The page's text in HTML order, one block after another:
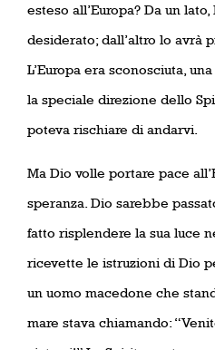
esteso all’Europa? Da un
desiderato; dall’altro lo avrà
L’Europa era sconosciuta,
la speciale direzione dello
poteva rischiare di andarvi.
Ma Dio volle portare pace
speranza. Dio sarebbe
fatto risplendere la sua luce
ricevette le istruzioni di Dio
un uomo macedone che
mare stava chiamando: